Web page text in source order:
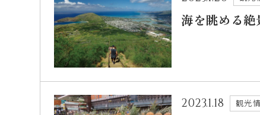
海を眺める
2023.1.18 観光